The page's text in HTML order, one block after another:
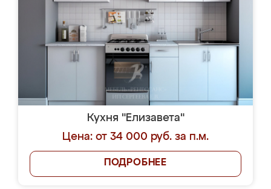
Кухня "Елизавета"
Цена: от 34 000 руб. за п.м.
ПОДРОБНЕЕ